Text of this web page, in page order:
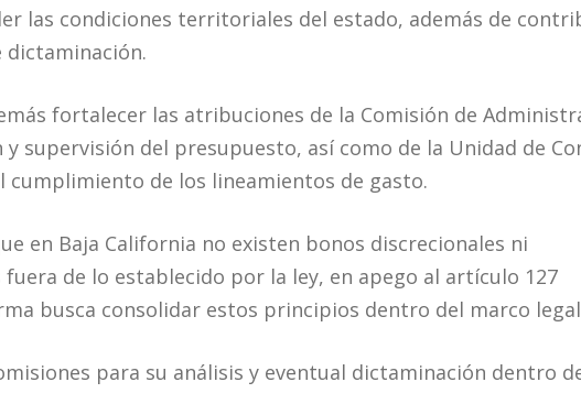
las condiciones territoriales del estado, además de
dictaminación.
fortalecer las atribuciones de la Comisión de
y supervisión del presupuesto, así como de la Unidad de
cumplimiento de los lineamientos de gasto.
en Baja California no existen bonos discrecionales ni
de lo establecido por la ley, en apego al artículo 127
busca consolidar estos principios dentro del marco
para su análisis y eventual dictaminación dentro